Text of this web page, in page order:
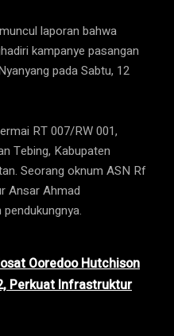
laporan bahwa
kampanye pasangan
pada Sabtu, 12
RT 007/RW 001,
Tebing, Kabupaten
Seorang oknum ASN Rf
Ansar Ahmad
Ooredoo Hutchison
Perkuat Infrastruktur